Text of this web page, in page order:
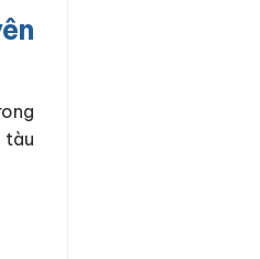
tàu